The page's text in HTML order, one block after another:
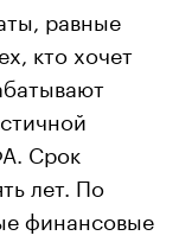
равные
кто хочет
Срок
лет. По
финансовые